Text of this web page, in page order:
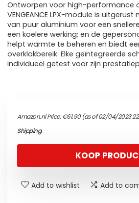
Ontworpen voor high-performance
VENGEANCE LPX-module is
van puur aluminium voor een
een koelere werking; en de
helpt warmte te beheren en biedt
overklokbereik. Elke geïntegreerde
individueel getest voor zijn
Amazon.nl Price:€61.90(as of 02/04/2023
Shipping.
KOOP
Add to wishlist Add to